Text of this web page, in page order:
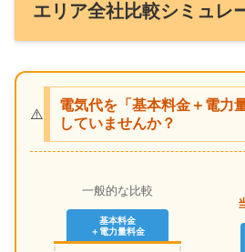
エリア全社比較シミュレ
⚠️
電気代を「基本料金＋電力
していませんか？
一般的な比較
基本料金
＋電力量料金